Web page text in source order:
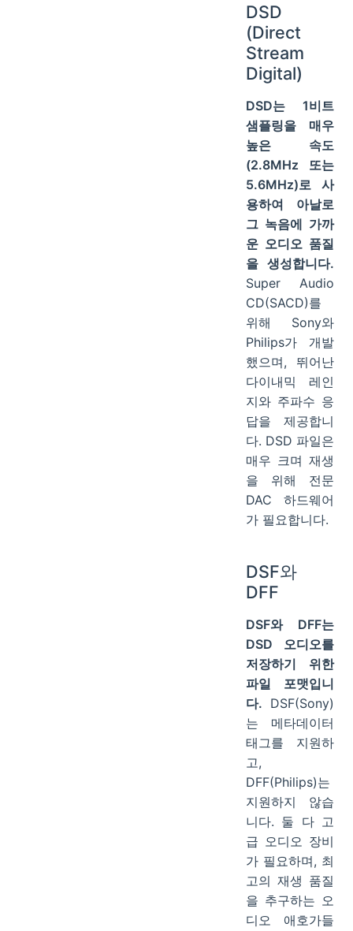
DSD
(Direct
Stream
Digital)
DSD는 1비트
샘플링을 매우
높은 속도
(2.8MHz 또는
5.6MHz)로 사
용하여 아날로
그 녹음에 가까
운 오디오 품질
을 생성합니다.
Super Audio
CD(SACD)를
위해 Sony와
Philips가 개발
했으며, 뛰어난
다이내믹 레인
지와 주파수 응
답을 제공합니
다. DSD 파일은
매우 크며 재생
을 위해 전문
DAC 하드웨어
가 필요합니다.
DSF와
DFF
DSF와 DFF는
DSD 오디오를
저장하기 위한
파일 포맷입니
다. DSF(Sony)
는 메타데이터
태그를 지원하
고,
DFF(Philips)는
지원하지 않습
니다. 둘 다 고
급 오디오 장비
가 필요하며, 최
고의 재생 품질
을 추구하는 오
디오 애호가들